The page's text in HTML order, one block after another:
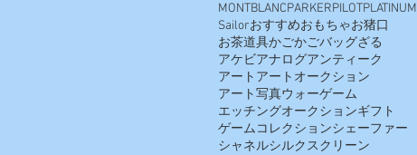
MONTBLANCPARKERPILOTPLATINUM
Sailorおすすめおもちゃお猪口
お茶道具かごかごバッグざる
アケビアナログアンティーク
アート アートオークション
アート写真ウォーゲーム
エッチングオークションギフト
ゲームコレクションシェーファー
シャネルシルクスクリーン